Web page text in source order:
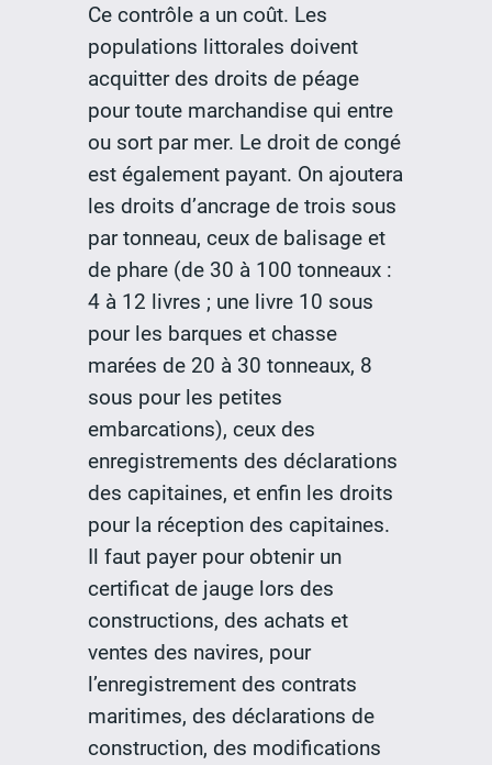
Ce contrôle a un coût. Les
populations littorales doivent
acquitter des droits de péage
pour toute marchandise qui entre
ou sort par mer. Le droit de congé
est également payant. On ajoutera
les droits d’ancrage de trois sous
par tonneau, ceux de balisage et
de phare (de 30 à 100 tonneaux :
4 à 12 livres ; une livre 10 sous
pour les barques et chasse
marées de 20 à 30 tonneaux, 8
sous pour les petites
embarcations), ceux des
enregistrements des déclarations
des capitaines, et enfin les droits
pour la réception des capitaines.
Il faut payer pour obtenir un
certificat de jauge lors des
constructions, des achats et
ventes des navires, pour
l’enregistrement des contrats
maritimes, des déclarations de
construction, des modifications